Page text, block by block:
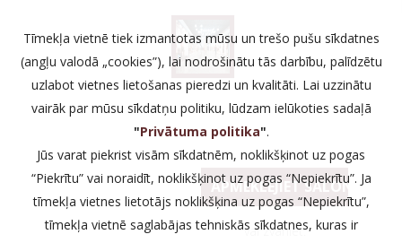
APMEKLĒJIET SALONU
vai zvaniet:
Tīmekļa vietnē tiek izmantotas mūsu un trešo pušu sīkdatnes
(angļu valodā „cookies”), lai nodrošinātu tās darbību, palīdzētu
uzlabot vietnes lietošanas pieredzi un kvalitāti. Lai uzzinātu
vairāk par mūsu sīkdatņu politiku, lūdzam ielūkoties sadaļā
"Privātuma politika".
Jūs varat piekrist visām sīkdatnēm, noklikšķinot uz pogas
“Piekrītu” vai noraidīt, noklikšķinot uz pogas “Nepiekrītu”. Ja
tīmekļa vietnes lietotājs noklikšķina uz pogas “Nepiekrītu”,
tīmekļa vietnē saglabājas tehniskās sīkdatnes, kuras ir